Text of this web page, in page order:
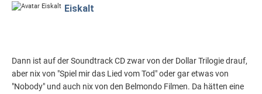
Eiskalt
Dann ist auf der Soundtrack CD zwar von der Dollar Trilogie drauf,
aber nix von "Spiel mir das Lied vom Tod" oder gar etwas von
"Nobody" und auch nix von den Belmondo Filmen. Da hätten eine